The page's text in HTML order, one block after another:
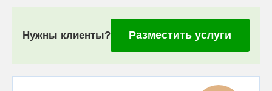
Нужны клиенты? Разместить услуги